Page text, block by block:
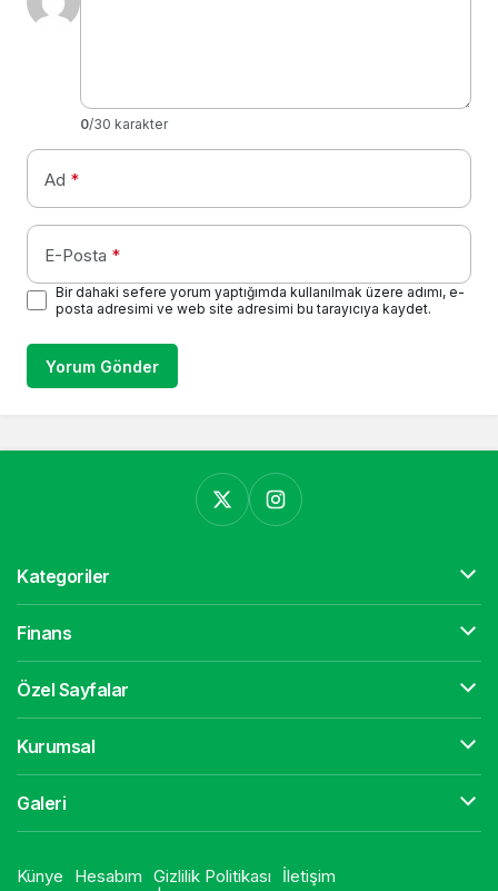
0/30 karakter
Ad *
E-Posta *
Bir dahaki sefere yorum yaptığımda kullanılmak üzere adımı, e-
posta adresimi ve web site adresimi bu tarayıcıya kaydet.
Yorum Gönder
Kategoriler
Finans
Özel Sayfalar
Kurumsal
Galeri
Künye Hesabım Gizlilik Politikası
İletişim